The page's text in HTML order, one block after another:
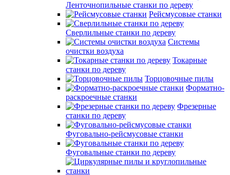
Ленточнопильные станки по дереву
Рейсмусовые станки
Сверлильные станки по дереву
Системы
очистки воздуха
Токарные
станки по дереву
Торцовочные пилы
Форматно-
раскроечные станки
Фрезерные
станки по дереву
Фуговально-рейсмусовые станки
Фуговальные станки по дереву